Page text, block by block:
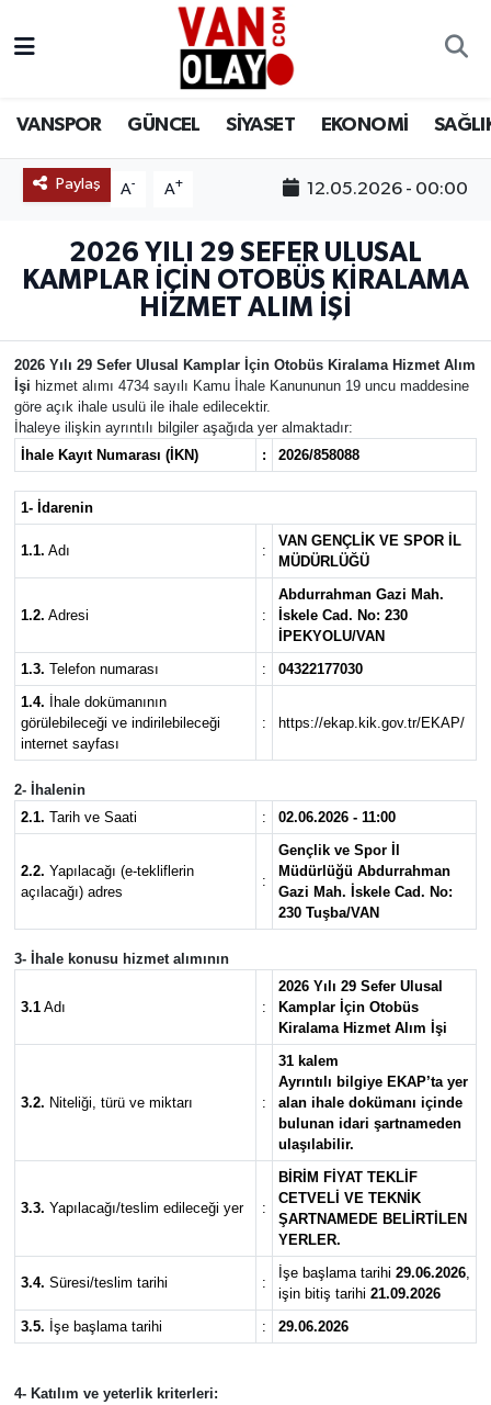
VANSPOR GÜNCEL SİYASET EKONOMİ
Paylaş A- A+ 12.05.2026 - 00:00
2026 YILI 29 SEFER ULUSAL
KAMPLAR İÇİN OTOBÜS KİRALAMA
HİZMET ALIM İŞİ
2026 Yılı 29 Sefer Ulusal Kamplar İçin Otobüs Kiralama Hizmet Alım
İşi hizmet alımı 4734 sayılı Kamu İhale Kanununun 19 uncu maddesine
göre açık ihale usulü ile ihale edilecektir.
İhaleye ilişkin ayrıntılı bilgiler aşağıda yer almaktadır:
İhale Kayıt Numarası (İKN)
: 2026/858088
1- İdarenin
1.1. Adı :
VAN GENÇLİK VE SPOR İL
MÜDÜRLÜĞÜ
1.2. Adresi :
Abdurrahman Gazi Mah.
İskele Cad. No: 230
İPEKYOLU/VAN
1.3. Telefon numarası :
04322177030
1.4. İhale dokümanının
görülebileceği ve indirilebileceği
internet sayfası
: https://ekap.kik.gov.tr/EKAP/
2- İhalenin
2.1. Tarih ve Saati : 02.06.2026 - 11:00
2.2. Yapılacağı (e-tekliflerin
açılacağı) adres
:
Gençlik ve Spor İl
Müdürlüğü Abdurrahman
Gazi Mah. İskele Cad. No:
230 Tuşba/VAN
3- İhale konusu hizmet alımının
3.1Adı :
2026 Yılı 29 Sefer Ulusal
Kamplar İçin Otobüs
Kiralama Hizmet Alım İşi
3.2. Niteliği, türü ve miktarı :
31 kalem
Ayrıntılı bilgiye EKAP’ta yer
alan ihale dokümanı içinde
bulunan idari şartnameden
ulaşılabilir.
3.3. Yapılacağı/teslim edileceği yer :
BİRİM FİYAT TEKLİF
CETVELİ VE TEKNİK
ŞARTNAMEDE BELİRTİLEN
YERLER.
3.4. Süresi/teslim tarihi :
İşe başlama tarihi 29.06.2026,
işin bitiş tarihi 21.09.2026
3.5. İşe başlama tarihi : 29.06.2026
4- Katılım ve yeterlik kriterleri:
Siyaset
Ekonomi
Eğitim
Bilim & Teknoloji
Dünya
RESMİ İLANLAR
Van Nöbetçi Eczaneler
Van Namaz Vakitleri
Van Trafik Yoğunluk Haritası
Süper Lig Puan Durumu ve Fikstür
Tüm Manşetler
Son Dakika Haberleri
Haber Arşivi